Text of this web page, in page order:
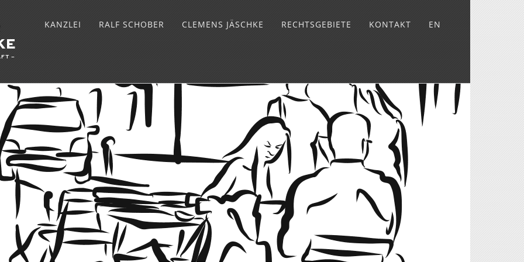
KANZLEI RALF SCHOBER CLEMENS JÄSCHKE RECHTSGEBIETE KONTAKT EN